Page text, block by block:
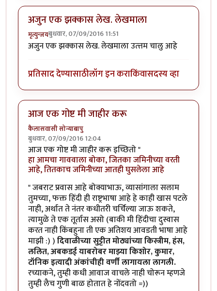
अजुन एक झक्कास लेख. लेखमाला
मृत्युन्जयबुधवार, 07/09/2016 11:51
अजुन एक झक्कास लेख. लेखमाला उत्त्तम चालु आहे
प्रतिसाद देण्यासाठीलॉग इन कराकिंवासदस्य व्हा
आज एक गोष्ट मी जाहीर करू
कैलासवासी सोन्याबापु
बुधवार, 07/09/2016 12:04
आज एक गोष्ट मी जाहीर करू इच्छितो "
हा आमचा गाववाला बोका, जितका जमिनीच्या वरती
आहे, तितकाच जमिनीच्या आतही घुसलेला आहे
" जबराट प्रवास आहे बोक्याभाऊ, व्यासांगाला सलाम
तुमच्या, फक्त हिंदी ही राष्ट्रभाषा आहे हे काही खास पटले
नाही, अर्थात ते नंतर कधीतरी चर्चिल्या जाऊ शकते,
त्यामुळे ते एक तूर्तास असो (बाकी मी हिंदीचा दुस्वास
करत नाही किंबहुना ती एक अतिशय आवडती भाषा आहे
माझी :) )दिवाळीच्या सुट्टीत मोठ्यांच्या किस्त्रीम, हंस,
ललित, अबकडई याबरोबर माझ्या किशोर, कुमार,
टॉनिक इत्यादी अंकांचीही वर्णी लागायला लागली.
रच्याकने, तुम्ही कधी आवाज वाचले नाही चोरून म्हणजे
तुम्ही लैच गुणी बाळ होतात हे नोंदवतो =))